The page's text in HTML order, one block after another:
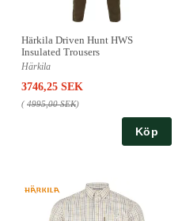
Härkila Driven Hunt HWS
Insulated Trousers
Härkila
3746,25 SEK
( 4995,00 SEK)
Köp